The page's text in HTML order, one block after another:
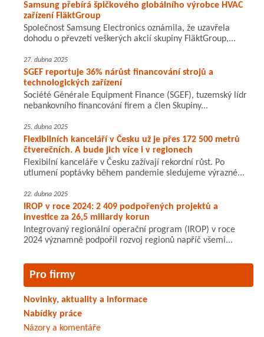
Samsung přebírá špičkového globálního výrobce HVAC
zařízení FläktGroup
Společnost Samsung Electronics oznámila, že uzavřela
dohodu o převzetí veškerých akcií skupiny FläktGroup,...
27. dubna 2025
SGEF reportuje 36% nárůst financování strojů a
technologických zařízení
Société Générale Equipment Finance (SGEF), tuzemský lídr
nebankovního financování firem a člen Skupiny...
25. dubna 2025
Flexibilních kanceláří v Česku už je přes 172 500 metrů
čtverečních. A bude jich více i v regionech
Flexibilní kanceláře v Česku zažívají rekordní růst. Po
utlumení poptávky během pandemie sledujeme výrazné...
22. dubna 2025
IROP v roce 2024: 2 409 podpořených projektů a
investice za 26,5 miliardy korun
Integrovaný regionální operační program (IROP) v roce
2024 významně podpořil rozvoj regionů napříč všemi...
Pro firmy
Novinky, aktuality a informace
Nabídky práce
Názory a komentáře